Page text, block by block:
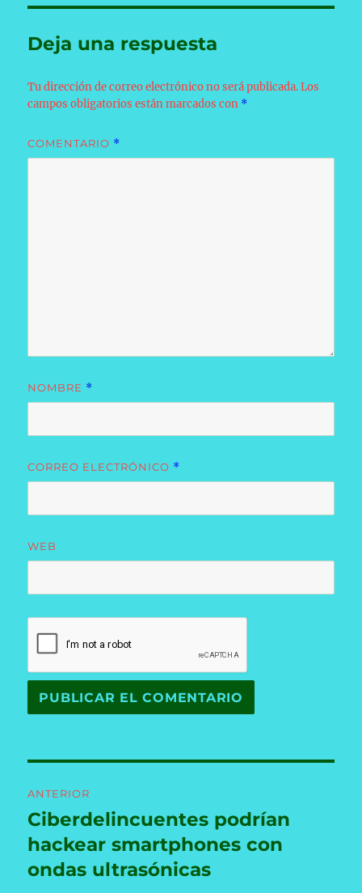
Deja una respuesta
Tu dirección de correo electrónico no será publicada. Los
campos obligatorios están marcados con *
COMENTARIO *
NOMBRE *
CORREO ELECTRÓNICO *
WEB
de
entradas
ANTERIOR
Entrada
anterior:
Ciberdelincuentes podrían
hackear smartphones con
ondas ultrasónicas